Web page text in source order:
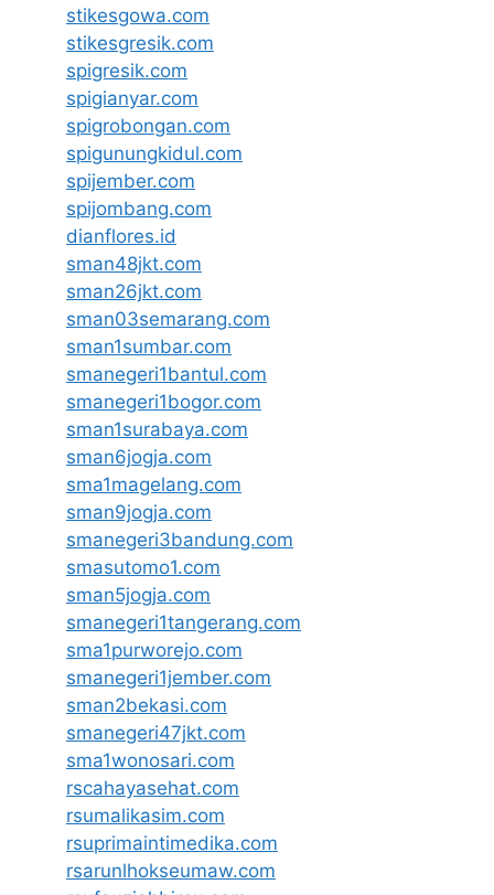
stikesgowa.com
stikesgresik.com
spigresik.com
spigianyar.com
spigrobongan.com
spigunungkidul.com
spijember.com
spijombang.com
dianflores.id
sman48jkt.com
sman26jkt.com
sman03semarang.com
sman1sumbar.com
smanegeri1bantul.com
smanegeri1bogor.com
sman1surabaya.com
sman6jogja.com
sma1magelang.com
sman9jogja.com
smanegeri3bandung.com
smasutomo1.com
sman5jogja.com
smanegeri1tangerang.com
sma1purworejo.com
smanegeri1jember.com
sman2bekasi.com
smanegeri47jkt.com
sma1wonosari.com
rscahayasehat.com
rsumalikasim.com
rsuprimaintimedika.com
rsarunlhokseumaw.com